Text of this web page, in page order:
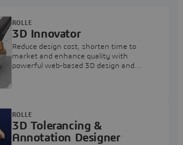
3D Innovator
Reduce design cost, shorten time to
market and enhance quality with
powerful web-based 3D design and
ROLLE
3D Tolerancing &
Annotation Designer
ROLLE